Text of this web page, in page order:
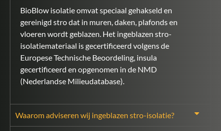
BioBlow isolatie omvat speciaal gehakseld en
gereinigd stro dat in muren, daken, plafonds en
vloeren wordt geblazen. Het ingeblazen stro-
isolatiemateriaal is gecertificeerd volgens de
Europese Technische Beoordeling, insula
gecertificeerd en opgenomen in de NMD
(Nederlandse Milieudatabase).
Waarom adviseren wij ingeblazen stro-isolatie?